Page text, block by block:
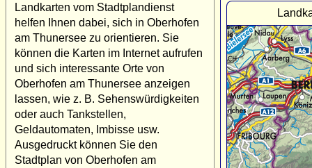
Landkarten vom Stadtplandienst
helfen Ihnen dabei, sich in Oberhofen
am Thunersee zu orientieren. Sie
können die Karten im Internet aufrufen
und sich interessante Orte von
Oberhofen am Thunersee anzeigen
lassen, wie z. B. Sehenswürdigkeiten
oder auch Tankstellen,
Geldautomaten, Imbisse usw.
Ausgedruckt können Sie den
Stadtplan von Oberhofen am